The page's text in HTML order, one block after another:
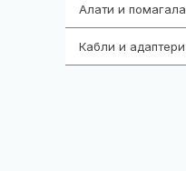
Алати и помагала
Кабли и адаптери